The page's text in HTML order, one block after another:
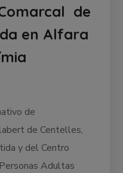
de
en Alfara
de
de Centelles,
y del Centro
Adultas